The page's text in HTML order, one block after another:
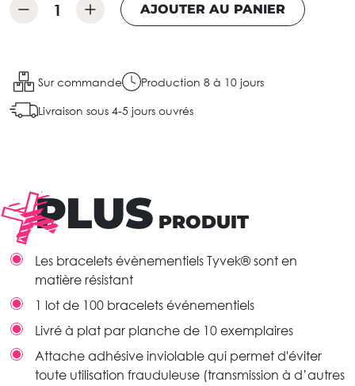
AJOUTER AU PANIER
Sur commande Production 8 à 10 jours
Livraison sous 4-5 jours ouvrés
PLUS PRODUIT
Les bracelets évènementiels Tyvek® sont en
matière résistant
1 lot de 100 bracelets événementiels
Livré à plat par planche de 10 exemplaires
Attache adhésive inviolable qui permet d'éviter
toute utilisation frauduleuse (transmission à d’autres